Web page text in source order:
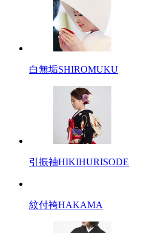
白無垢SHIROMUKU
引振袖HIKIHURISODE
紋付袴HAKAMA